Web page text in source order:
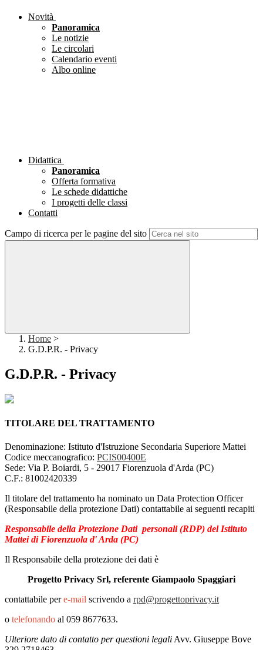
Novità
Panoramica
Le notizie
Le circolari
Calendario eventi
Albo online
Didattica
Panoramica
Offerta formativa
Le schede didattiche
I progetti delle classi
Contatti
Campo di ricerca per le pagine del sito
Home >
G.D.P.R. - Privacy
G.D.P.R. - Privacy
TITOLARE DEL TRATTAMENTO
Denominazione: Istituto d'Istruzione Secondaria Superiore Mattei
Codice meccanografico: PCIS00400E
Sede: Via P. Boiardi, 5 - 29017 Fiorenzuola d'Arda (PC)
C.F.: 81002420339
Il titolare del trattamento ha nominato un Data Protection Officer
(Responsabile della protezione Dati) contattabile ai seguenti recapiti
Responsabile della Protezione Dati personali (RDP) del Istituto
Mattei di Fiorenzuola d' Arda (PC)
Il Responsabile della protezione dei dati è
Progetto Privacy Srl, referente Giampaolo Spaggiari
contattabile pere-mail scrivendo a rpd@progettoprivacy.it
o telefonando al 059 8677633.
Ulteriore dato di contatto per questioni legali Avv. Giuseppe Bove